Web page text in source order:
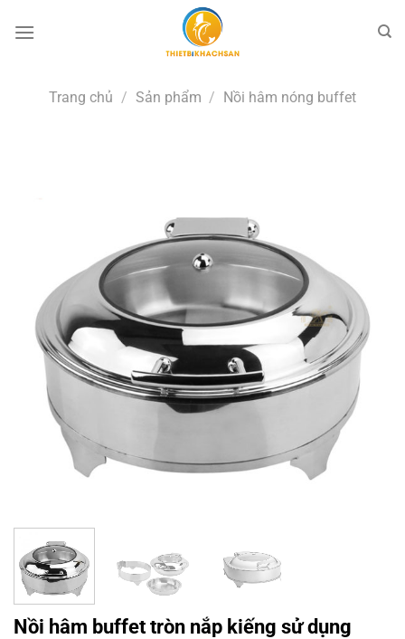
qua
Trang chủ / Sản phẩm / Nồi hâm nóng buffet
Nồi hâm buffet tròn nắp kiếng sử dụng